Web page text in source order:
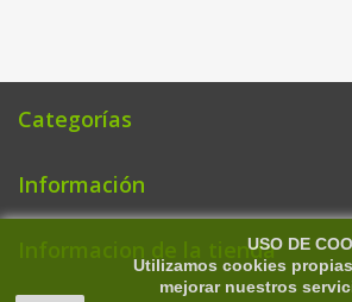
Categorías
Información
Informacion de la tiendaUSO DE
Utilizamos cookies
mejorar nuestros